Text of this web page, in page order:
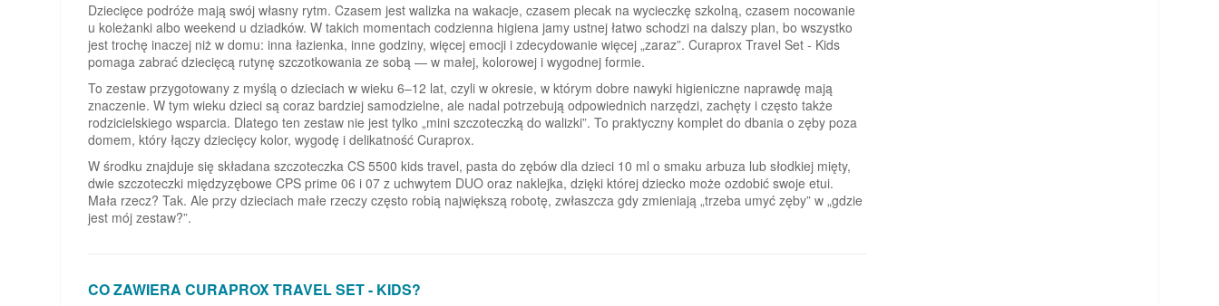
Dziecięce podróże mają swój własny rytm. Czasem jest walizka na wakacje, czasem plecak na wycieczkę szkolną, czasem nocowanie
u koleżanki albo weekend u dziadków. W takich momentach codzienna higiena jamy ustnej łatwo schodzi na dalszy plan, bo wszystko
jest trochę inaczej niż w domu: inna łazienka, inne godziny, więcej emocji i zdecydowanie więcej „zaraz”. Curaprox Travel Set - Kids
pomaga zabrać dziecięcą rutynę szczotkowania ze sobą — w małej, kolorowej i wygodnej formie.
To zestaw przygotowany z myślą o dzieciach w wieku 6–12 lat, czyli w okresie, w którym dobre nawyki higieniczne naprawdę mają
znaczenie. W tym wieku dzieci są coraz bardziej samodzielne, ale nadal potrzebują odpowiednich narzędzi, zachęty i często także
rodzicielskiego wsparcia. Dlatego ten zestaw nie jest tylko „mini szczoteczką do walizki”. To praktyczny komplet do dbania o zęby poza
domem, który łączy dziecięcy kolor, wygodę i delikatność Curaprox.
W środku znajduje się składana szczoteczka CS 5500 kids travel, pasta do zębów dla dzieci 10 ml o smaku arbuza lub słodkiej mięty,
dwie szczoteczki międzyzębowe CPS prime 06 i 07 z uchwytem DUO oraz naklejka, dzięki której dziecko może ozdobić swoje etui.
Mała rzecz? Tak. Ale przy dzieciach małe rzeczy często robią największą robotę, zwłaszcza gdy zmieniają „trzeba umyć zęby” w „gdzie
jest mój zestaw?”.
CO ZAWIERA CURAPROX TRAVEL SET - KIDS?